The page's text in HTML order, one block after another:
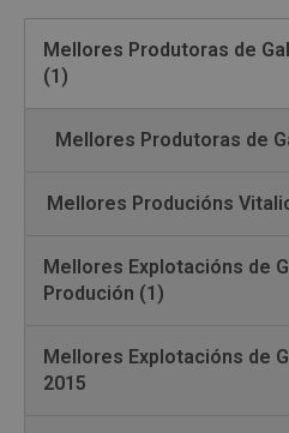
Mellores Produtoras de
(1)
Mellores Produtoras de
Mellores Producións
Mellores Explotacións de
Produción (1)
Mellores Explotacións de
2015